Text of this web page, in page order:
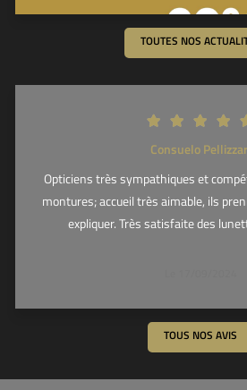
TOUTES NOS
Consuelo
Opticiens très sympathiques et
montures; accueil très aimable, ils
expliquer. Très satisfaite des
TOUS NOS AVIS